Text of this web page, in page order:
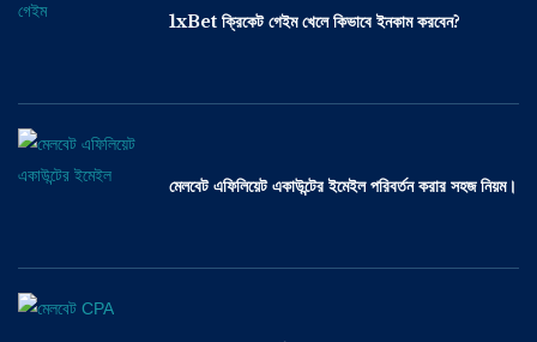
1xBet ক্রিকেট গেইম খেলে কিভাবে ইনকাম করবেন?
মেলবেট এফিলিয়েট একাউন্টের ইমেইল পরিবর্তন করার সহজ নিয়ম।